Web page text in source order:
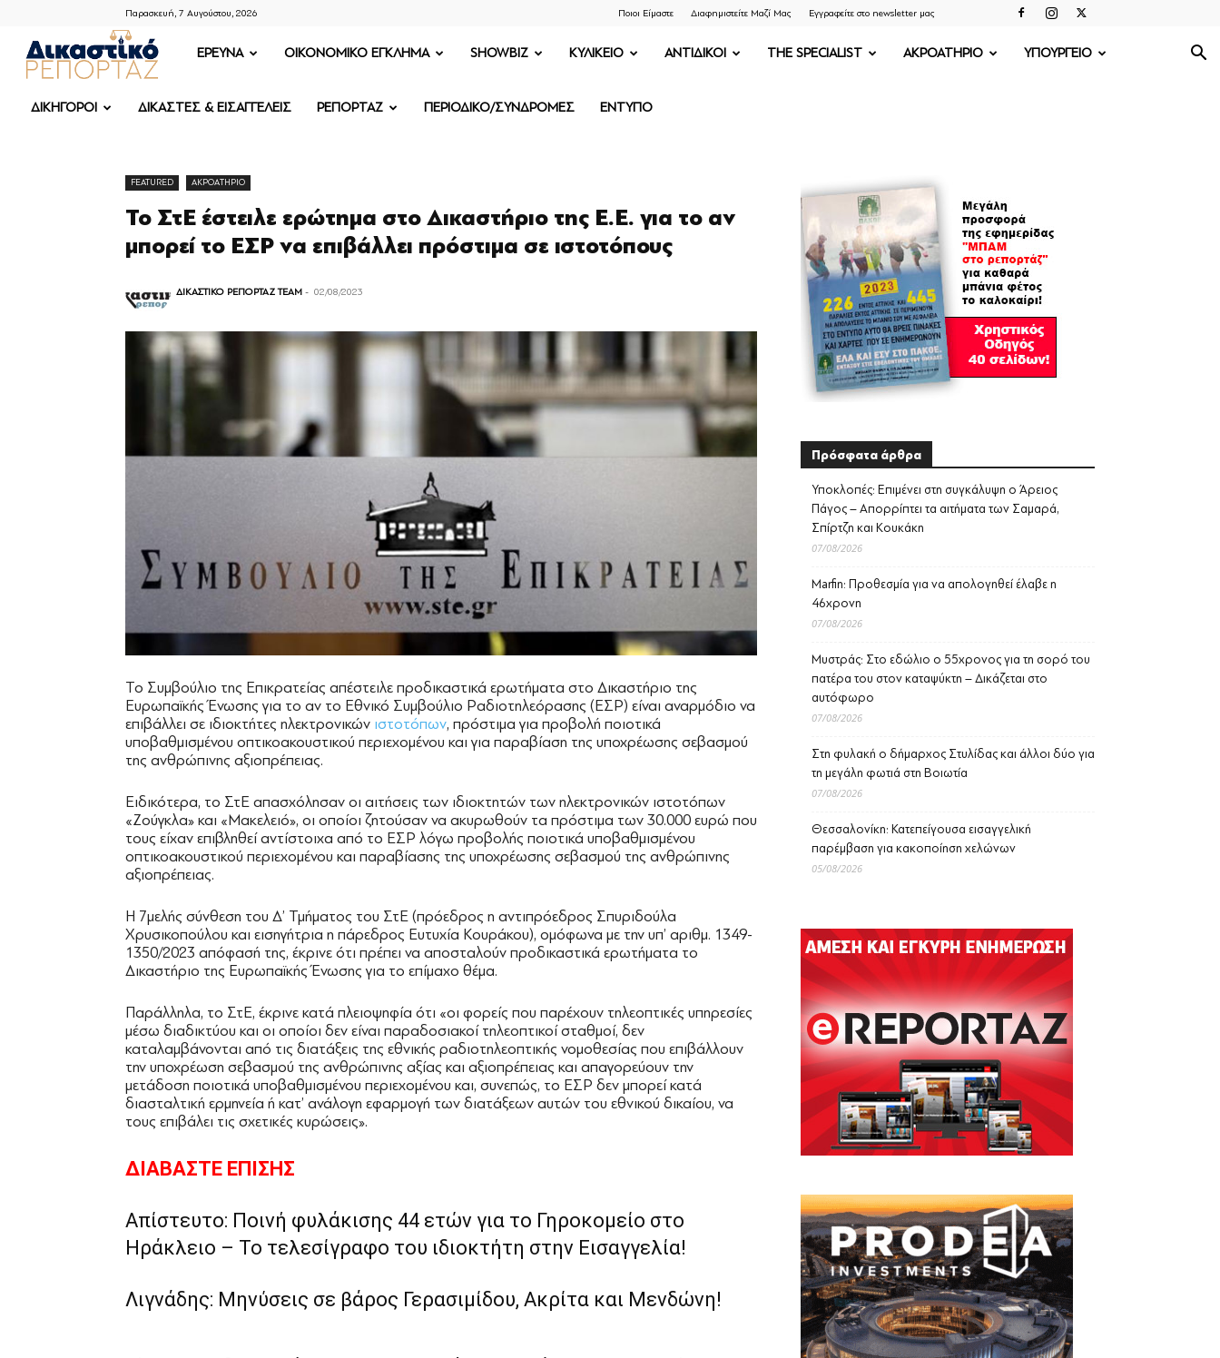
Παρασκευή, 7 Αυγούστου, 2026 Ποιοι Είμαστε Διαφημιστείτε Μαζί Μας Εγγραφείτε στο newsletter μας
ΔΙΚΑΣΤΙΚΟ
ΡΕΠΟΡΤΑΖ
ΕΡΕΥΝΑ OIKONOMIKO ΕΓΚΛΗΜΑ SHOWBIZ ΚΥΛΙΚΕΙΟ ΑΝΤΙΔΙΚΟΙ THE SPECIALIST ΑΚΡΟΑΤΗΡΙΟ ΥΠΟΥΡΓΕΙΟ
ΔΙΚΗΓΟΡΟΙ ΔΙΚΑΣΤΕΣ & ΕΙΣΑΓΓΕΛΕΙΣ ΡΕΠΟΡΤΑΖ ΠΕΡΙΟΔΙΚΟ/ΣΥΝΔΡΟΜΕΣ ΕΝΤΥΠΟ
FEATURED ΑΚΡΟΑΤΗΡΙΟ
Το ΣτΕ έστειλε ερώτημα στο Δικαστήριο της Ε.Ε. για το αν
μπορεί το ΕΣΡ να επιβάλλει πρόστιμα σε ιστοτόπους
ΔΙΚΑΣΤΙΚΟ ΡΕΠΟΡΤΑΖ TEAM - 02/08/2023
Το Συμβούλιο της Επικρατείας απέστειλε προδικαστικά ερωτήματα στο Δικαστήριο της
Ευρωπαϊκής Ένωσης για το αν το Εθνικό Συμβούλιο Ραδιοτηλεόρασης (ΕΣΡ) είναι αναρμόδιο να
επιβάλλει σε ιδιοκτήτες ηλεκτρονικών ιστοτόπων, πρόστιμα για προβολή ποιοτικά
υποβαθμισμένου οπτικοακουστικού περιεχομένου και για παραβίαση της υποχρέωσης σεβασμού
της ανθρώπινης αξιοπρέπειας.
Ειδικότερα, το ΣτΕ απασχόλησαν οι αιτήσεις των ιδιοκτητών των ηλεκτρονικών ιστοτόπων
«Ζούγκλα» και «Μακελειό», οι οποίοι ζητούσαν να ακυρωθούν τα πρόστιμα των 30.000 ευρώ που
τους είχαν επιβληθεί αντίστοιχα από το ΕΣΡ λόγω προβολής ποιοτικά υποβαθμισμένου
οπτικοακουστικού περιεχομένου και παραβίασης της υποχρέωσης σεβασμού της ανθρώπινης
αξιοπρέπειας.
Η 7μελής σύνθεση του Δ’ Τμήματος του ΣτΕ (πρόεδρος η αντιπρόεδρος Σπυριδούλα
Χρυσικοπούλου και εισηγήτρια η πάρεδρος Ευτυχία Κουράκου), ομόφωνα με την υπ’ αριθμ. 1349-
1350/2023 απόφασή της, έκρινε ότι πρέπει να αποσταλούν προδικαστικά ερωτήματα το
Δικαστήριο της Ευρωπαϊκής Ένωσης για το επίμαχο θέμα.
Παράλληλα, το ΣτΕ, έκρινε κατά πλειοψηφία ότι «οι φορείς που παρέχουν τηλεοπτικές υπηρεσίες
μέσω διαδικτύου και οι οποίοι δεν είναι παραδοσιακοί τηλεοπτικοί σταθμοί, δεν
καταλαμβάνονται από τις διατάξεις της εθνικής ραδιοτηλεοπτικής νομοθεσίας που επιβάλλουν
την υποχρέωση σεβασμού της ανθρώπινης αξίας και αξιοπρέπειας και απαγορεύουν την
μετάδοση ποιοτικά υποβαθμισμένου περιεχομένου και, συνεπώς, το ΕΣΡ δεν μπορεί κατά
διασταλτική ερμηνεία ή κατ’ ανάλογη εφαρμογή των διατάξεων αυτών του εθνικού δικαίου, να
τους επιβάλει τις σχετικές κυρώσεις».
ΔΙΑΒΑΣΤΕ ΕΠΙΣΗΣ
Απίστευτο: Ποινή φυλάκισης 44 ετών για το Γηροκομείο στο
Ηράκλειο – Το τελεσίγραφο του ιδιοκτήτη στην Εισαγγελία!
Λιγνάδης: Μηνύσεις σε βάρος Γερασιμίδου, Ακρίτα και Μενδώνη!
Πρόσφατα άρθρα
Υποκλοπές: Επιμένει στη συγκάλυψη ο Άρειος
Πάγος – Απορρίπτει τα αιτήματα των Σαμαρά,
Σπίρτζη και Κουκάκη
07/08/2026
Marfin: Προθεσμία για να απολογηθεί έλαβε η
46χρονη
07/08/2026
Μυστράς: Στο εδώλιο ο 55χρονος για τη σορό του
πατέρα του στον καταψύκτη – Δικάζεται στο
αυτόφωρο
07/08/2026
Στη φυλακή ο δήμαρχος Στυλίδας και άλλοι δύο για
τη μεγάλη φωτιά στη Βοιωτία
07/08/2026
Θεσσαλονίκη: Κατεπείγουσα εισαγγελική
παρέμβαση για κακοποίηση χελώνων
05/08/2026